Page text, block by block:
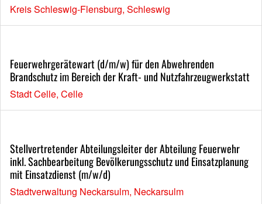
Kreis Schleswig-Flensburg, Schleswig
Feuerwehrgerätewart (d/m/w) für den Abwehrenden
Brandschutz im Bereich der Kraft- und Nutzfahrzeugwerkstatt
Stadt Celle, Celle
Stellvertretender Abteilungsleiter der Abteilung Feuerwehr
inkl. Sachbearbeitung Bevölkerungsschutz und Einsatzplanung
mit Einsatzdienst (m/w/d)
Stadtverwaltung Neckarsulm, Neckarsulm